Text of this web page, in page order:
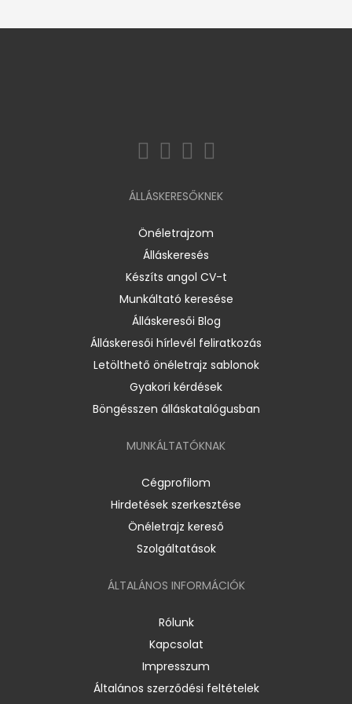
ÁLLÁSKERESŐKNEK
Önéletrajzom
Álláskeresés
Készíts angol CV-t
Munkáltató keresése
Álláskeresői Blog
Álláskeresői hírlevél feliratkozás
Letölthető önéletrajz sablonok
Gyakori kérdések
Böngésszen álláskatalógusban
MUNKÁLTATÓKNAK
Cégprofilom
Hirdetések szerkesztése
Önéletrajz kereső
Szolgáltatások
ÁLTALÁNOS INFORMÁCIÓK
Rólunk
Kapcsolat
Impresszum
Általános szerződési feltételek